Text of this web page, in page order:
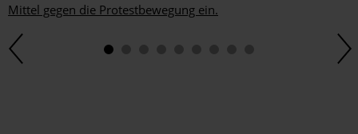
Mittel gegen die Protestbewegung ein.